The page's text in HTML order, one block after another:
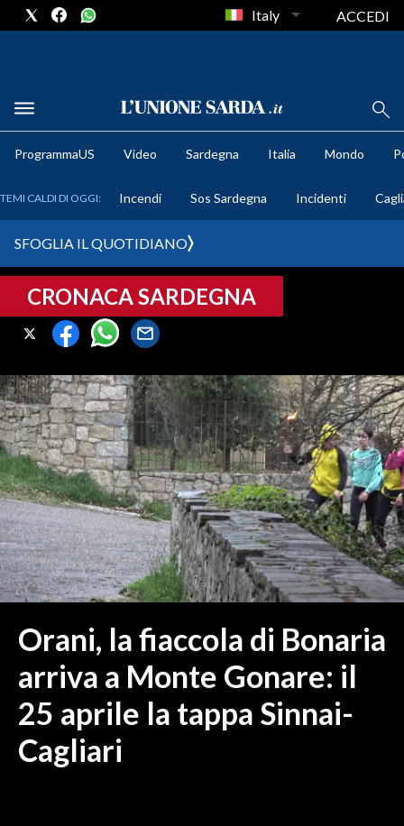
METEO
CRONACA SARDEGNA
CAGLIARI
SULCIS IGLESIENTE
MEDIO CAMPIDANO
ORISTANO E PROVINCIA
SASSARI E PROVINCIA
GALLURA
NUORO E PROVINCIA
OGLIASTRA
AGENDA
ITALIA
MONDO
POLITICA
ECONOMIA
Italy ACCEDI
ProgrammaUS Video Sardegna Italia Mondo
TEMI CALDI DI OGGI: Incendi Sos Sardegna Incidenti
SFOGLIA IL QUOTIDIANO
CRONACA SARDEGNA
Orani, la fiaccola di Bonaria
arriva a Monte Gonare: il
25 aprile la tappa Sinnai-
Cagliari